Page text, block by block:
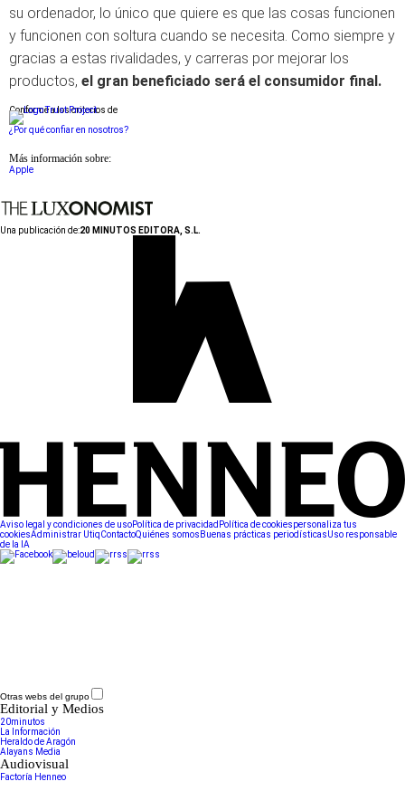
su ordenador, lo único que quiere es que las cosas funcionen
y funcionen con soltura cuando se necesita. Como siempre y
gracias a estas rivalidades, y carreras por mejorar los
productos, el gran beneficiado será el consumidor final.
Conforme a los criterios de
¿Por qué confiar en nosotros?
Más información sobre:
Apple
Una publicación de:20 MINUTOS EDITORA, S.L.
Aviso legal y condiciones de usoPolítica de privacidad Política de cookiespersonaliza tus
cookiesAdministrar UtiqContactoQuiénes somos Buenas prácticas periodísticasUso responsable
de la IA
Otras webs del grupo
Editorial y Medios
20minutos
La Información
Heraldo de Aragón
Alayans Media
Audiovisual
Factoría Henneo